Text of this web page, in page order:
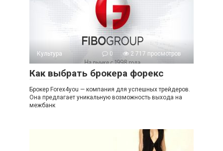
Культура 0 2 717 просмотров
Как выбрать брокера форекс
Брокер Forex4you — компания для успешных трейдеров.
Она предлагает уникальную возможность выхода на
межбанк